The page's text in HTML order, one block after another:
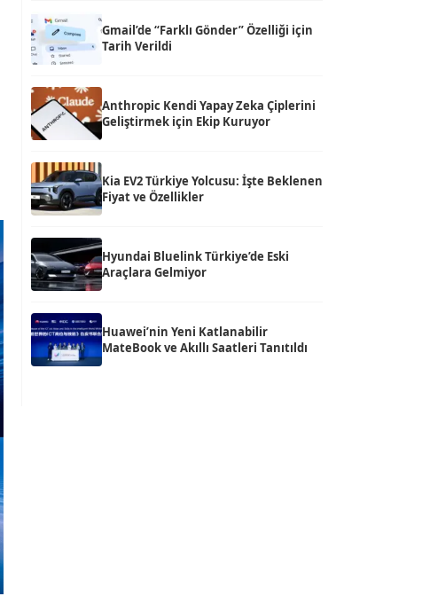
Gmail’de “Farklı Gönder” Özelliği için
Tarih Verildi
Anthropic Kendi Yapay Zeka Çiplerini
Geliştirmek için Ekip Kuruyor
Kia EV2 Türkiye Yolcusu: İşte Beklenen
Fiyat ve Özellikler
Hyundai Bluelink Türkiye’de Eski
Araçlara Gelmiyor
Huawei’nin Yeni Katlanabilir
MateBook ve Akıllı Saatleri Tanıtıldı